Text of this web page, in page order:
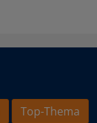
Top-Thema